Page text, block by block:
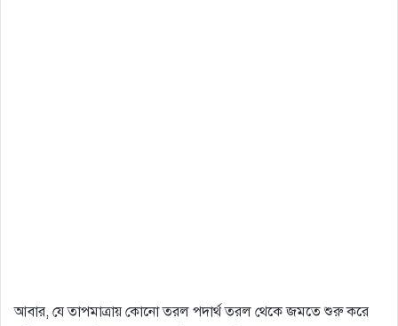
আবার, যে তাপমাত্রায় কোনো তরল পদার্থ তরল থেকে জমতে শুরু করে